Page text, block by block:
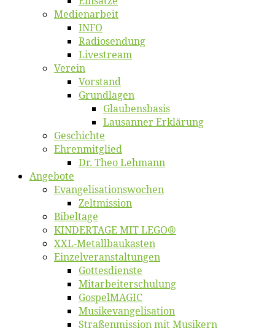
Me­di­en­ar­beit
INFO
Ra­dio­sen­dung
Live­stream
Ver­ein
Vor­stand
Grund­la­gen
Glaubens­ba­sis
Lausan­ner Erklärung
Ge­schich­te
Eh­ren­mit­glied
Dr. Theo Lehmann
An­ge­bo­te
Evangelisa­tions­wo­chen
Zelt­mis­si­on
Bi­bel­ta­ge
KINDERTAGE MIT LEGO®
XXL-Me­­tal­l­­bau­­kas­­ten
Einzelver­an­stal­tungen
Got­tes­diens­te
Mitarbeiter­schulung
Gos­pel­MA­GIC
Musikevan­ge­li­sa­tion
Straßenmis­sion mit Musikern